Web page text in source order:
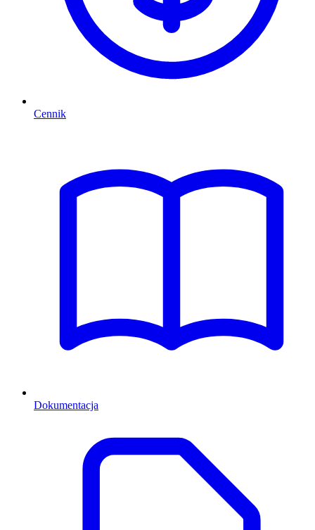
Cennik
Dokumentacja